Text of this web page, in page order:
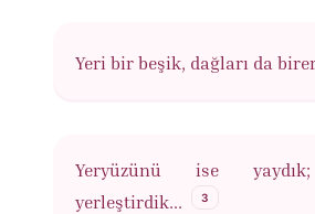
Yeri bir beşik, dağları da
Yeryüzünü ise
yerleştirdik...
3